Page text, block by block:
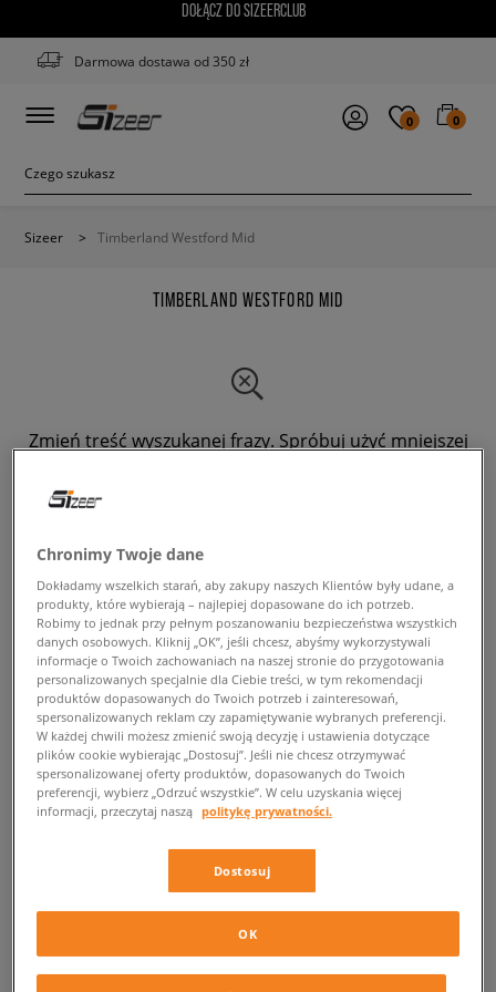
DOŁĄCZ DO SIZEERCLUB
Darmowa dostawa od 350 zł
0 0
Sizeer > Timberland Westford Mid
TIMBERLAND WESTFORD MID
Zmień treść wyszukanej frazy. Spróbuj użyć mniejszej
Timberland Westford Mid
Ocieplane Timberland Westford Mid w Sizeer
Sneakerheadzie, przed Tobą nowa, miejska odsłona kultowej zimowej
klasyki! Obok legendarnych bootsów Timberland pojawiła się ich lżejsza
wersja, dzięki niej z łatwością uzupełnisz jesienno-zimowe stylizacje.
Zastanawiasz się o którym modelu mowa? Oczywiście o
Komfort, świetna jakość i ponadczasowy styl w połączeniu z najnowszymi
uzupełni Twoje codzienne zestawy.
Niska konstrukcja, wysoka jakość
Chronimy Twoje dane
Dokładamy wszelkich starań, aby zakupy naszych Klientów były udane, a
produkty, które wybierają – najlepiej dopasowane do ich potrzeb.
Robimy to jednak przy pełnym poszanowaniu bezpieczeństwa wszystkich
danych osobowych. Kliknij „OK”, jeśli chcesz, abyśmy wykorzystywali
informacje o Twoich zachowaniach na naszej stronie do przygotowania
personalizowanych specjalnie dla Ciebie treści, w tym rekomendacji
produktów dopasowanych do Twoich potrzeb i zainteresowań,
spersonalizowanych reklam czy zapamiętywanie wybranych preferencji.
W każdej chwili możesz zmienić swoją decyzję i ustawienia dotyczące
plików cookie wybierając „Dostosuj”. Jeśli nie chcesz otrzymywać
spersonalizowanej oferty produktów, dopasowanych do Twoich
preferencji, wybierz „Odrzuć wszystkie”. W celu uzyskania więcej
informacji, przeczytaj naszą politykę prywatności.
Dostosuj
OK